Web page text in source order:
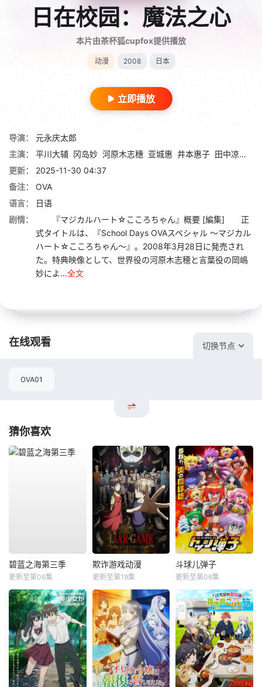
日在校园：魔法之心
本片由茶杯狐cupfox提供播放
动漫 2008 日本
立即播放
导演：
元永庆太郎
主演：
平川大辅 冈岛妙 河原木志穗 亚城惠 井本惠子 田中凉子
更新：
2025-11-30 04:37
备注：
OVA
语言：
日语
剧情：
『マジカルハート☆こころちゃん』概要 [編集] 正
式タイトルは、『School Days OVAスペシャル 〜マジカル
ハート☆こころちゃん〜』。2008年3月28日に発売され
た。特典映像として、世界役の河原木志穂と言葉役の岡嶋
妙によ...全文
在线观看 切换节点
OVA01
猜你喜欢
碧蓝之海第三季
更新至第06集
欺诈游戏动漫
更新至第19集
斗球儿弹子
更新至第06集